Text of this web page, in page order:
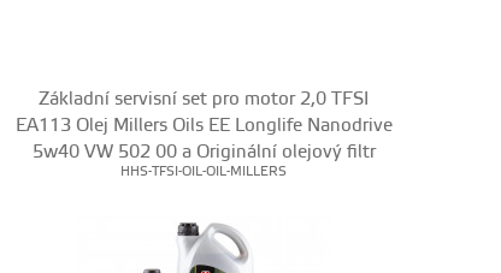
Základní servisní set pro motor 2,0 TFSI
EA113 Olej Millers Oils EE Longlife Nanodrive
5w40 VW 502 00 a Originální olejový filtr
HHS-TFSI-OIL-OIL-MILLERS